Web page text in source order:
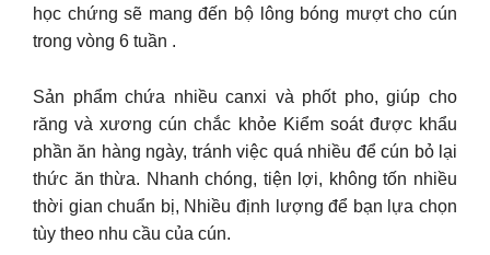
học chứng sẽ mang đến bộ lông bóng mượt cho cún
trong vòng 6 tuần .
Sản phẩm chứa nhiều canxi và phốt pho, giúp cho
răng và xương cún chắc khỏe Kiểm soát được khẩu
phần ăn hàng ngày, tránh việc quá nhiều để cún bỏ lại
thức ăn thừa. Nhanh chóng, tiện lợi, không tốn nhiều
thời gian chuẩn bị, Nhiều định lượng để bạn lựa chọn
tùy theo nhu cầu của cún.